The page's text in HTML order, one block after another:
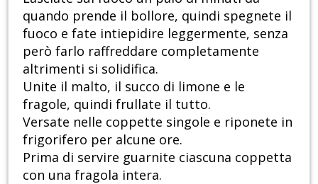
quando prende il bollore, quindi spegnete il
fuoco e fate intiepidire leggermente, senza
però farlo raffreddare completamente
altrimenti si solidifica.
Unite il malto, il succo di limone e le
fragole, quindi frullate il tutto.
Versate nelle coppette singole e riponete in
frigorifero per alcune ore.
Prima di servire guarnite ciascuna coppetta
con una fragola intera.